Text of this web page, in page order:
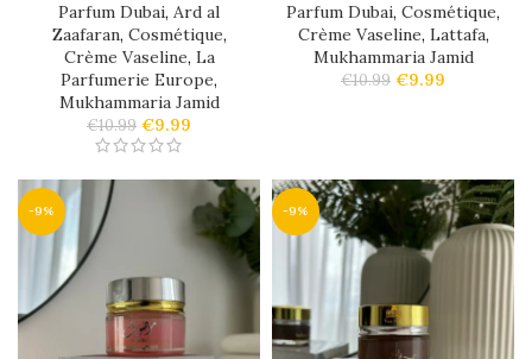
Parfum Dubai, Ard al
Zaafaran, Cosmétique,
Crème Vaseline, La
Parfumerie Europe,
Mukhammaria Jamid
€10.99 €9.99
Parfum Dubai, Cosmétique,
Crème Vaseline, Lattafa,
Mukhammaria Jamid
€10.99 €9.99
-9% -9%